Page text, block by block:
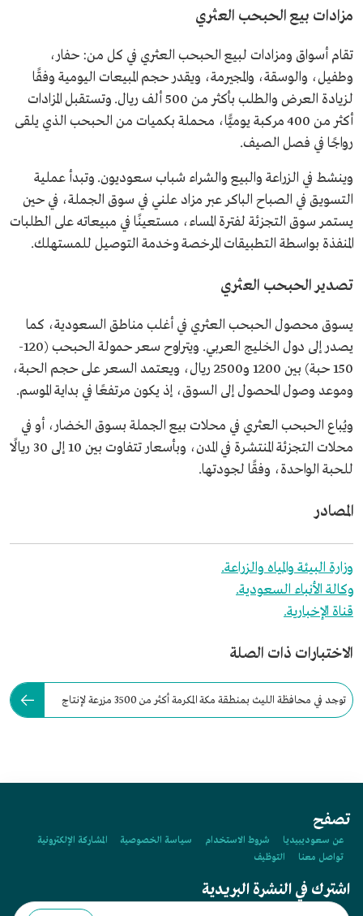
مزادات بيع الحبحب العثري
تقام أسواق ومزادات لبيع الحبحب العثري في كل من: حفار،
وطفيل، والوسقة، والمجيرمة، ويقدر حجم المبيعات اليومية وفقًا
لزيادة العرض والطلب بأكثر من 500 ألف ريال. وتستقبل المزادات
أكثر من 400 مركبة يوميًّا، محملة بكميات من الحبحب الذي يلقى
رواجًا في فصل الصيف.
وينشط في الزراعة والبيع والشراء شباب سعوديون. وتبدأ عملية
التسويق في الصباح الباكر عبر مزاد علني في سوق الجملة، في حين
يستمر سوق التجزئة لفترة المساء، مستعينًا في مبيعاته على الطلبات
المنفذة بواسطة التطبيقات المرخصة وخدمة التوصيل للمستهلك.
تصدير الحبحب العثري
يسوق محصول الحبحب العثري في أغلب مناطق السعودية، كما
يصدر إلى دول الخليج العربي. ويتراوح سعر حمولة الحبحب (120-
150 حبة) بين 1200 و2500 ريال، ويعتمد السعر على حجم الحبة،
وموعد وصول المحصول إلى السوق، إذ يكون مرتفعًا في بداية الموسم.
ويُباع الحبحب العثري في محلات بيع الجملة بسوق الخضار، أو في
محلات التجزئة المنتشرة في المدن، وبأسعار تتفاوت بين 10 إلى 30 ريالًا
للحبة الواحدة، وفقًا لجودتها.
المصادر
وزارة البيئة والمياه والزراعة.
وكالة الأنباء السعودية.
قناة الإخبارية.
الاختبارات ذات الصلة
توجد في محافظة الليث بمنطقة مكة المكرمة أكثر من 3500 مزرعة لإنتاج
تصفح
عن سعوديبيديا شروط الاستخدام سياسة الخصوصية
المشاركة الإلكترونية
تواصل معنا
التوظيف
اشترك في النشرة البريدية